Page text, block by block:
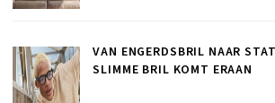
VAN ENGERDSBRIL NAAR
SLIMME BRIL KOMT ERAAN